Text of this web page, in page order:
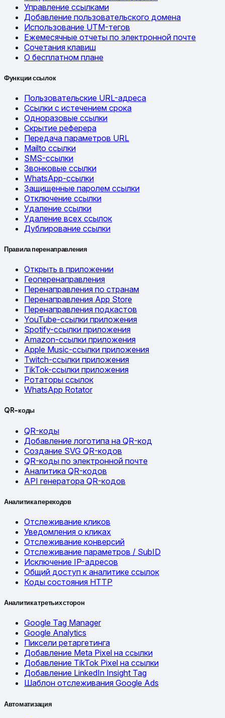
Управление ссылками
Добавление пользовательского домена
Использование UTM-тегов
Ежемесячные отчеты по электронной почте
Сочетания клавиш
О бесплатном плане
Функции ссылок
Пользовательские URL-адреса
Ссылки с истечением срока
Одноразовые ссылки
Скрытие реферера
Передача параметров URL
Mailto ссылки
SMS-ссылки
Звонковые ссылки
WhatsApp-ссылки
Защищенные паролем ссылки
Отключение ссылки
Удаление ссылки
Удаление всех ссылок
Дублирование ссылки
Правила перенаправления
Открыть в приложении
Геоперенаправления
Перенаправления по странам
Перенаправления App Store
Перенаправления подкастов
YouTube-ссылки приложения
Spotify-ссылки приложения
Amazon-ссылки приложения
Apple Music-ссылки приложения
Twitch-ссылки приложения
TikTok-ссылки приложения
Ротаторы ссылок
WhatsApp Rotator
QR-коды
QR-коды
Добавление логотипа на QR-код
Создание SVG QR-кодов
QR-коды по электронной почте
Аналитика QR-кодов
API генератора QR-кодов
Аналитика переходов
Отслеживание кликов
Уведомления о кликах
Отслеживание конверсий
Отслеживание параметров / SubID
Исключение IP-адресов
Общий доступ к аналитике ссылок
Коды состояния HTTP
Аналитика третьих сторон
Google Tag Manager
Google Analytics
Пиксели ретаргетинга
Добавление Meta Pixel на ссылки
Добавление TikTok Pixel на ссылки
Добавление LinkedIn Insight Tag
Шаблон отслеживания Google Ads
Автоматизация